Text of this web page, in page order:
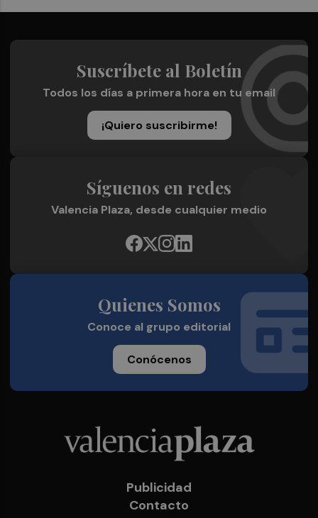
Suscríbete al Boletín
Todos los días a primera hora en tu email
¡Quiero suscribirme!
Síguenos en redes
Valencia Plaza, desde cualquier medio
Quienes Somos
Conoce al grupo editorial
Conócenos
Publicidad
Contacto